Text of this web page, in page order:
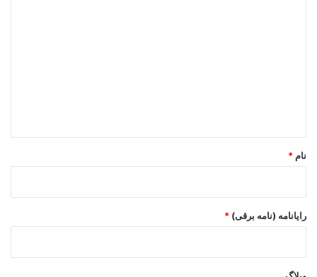
نام *
رایانامه (نامه برقی) *